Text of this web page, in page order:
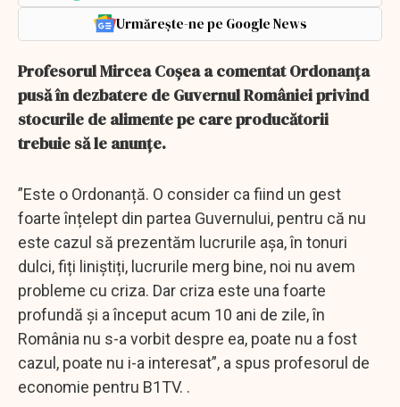
Urmărește-ne pe Google News
Profesorul Mircea Coșea a comentat Ordonanța
pusă în dezbatere de Guvernul României privind
stocurile de alimente pe care producătorii
trebuie să le anunțe.
”Este o Ordonanță. O consider ca fiind un gest
foarte înțelept din partea Guvernului, pentru că nu
este cazul să prezentăm lucrurile așa, în tonuri
dulci, fiți liniștiți, lucrurile merg bine, noi nu avem
probleme cu criza. Dar criza este una foarte
profundă și a început acum 10 ani de zile, în
România nu s-a vorbit despre ea, poate nu a fost
cazul, poate nu i-a interesat”, a spus profesorul de
economie pentru B1TV. .